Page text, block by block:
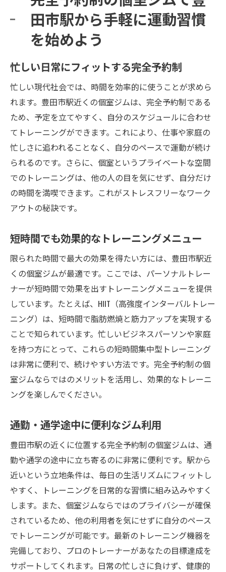
田市駅から手軽に運動習慣
を始めよう
忙しい日常にフィットする完全予約制
忙しい現代社会では、時間を効率的に使うことが求めら
れます。豊田市駅近くの個室ジムは、完全予約制である
ため、予定を立てやすく、自分のスケジュールに合わせ
てトレーニングができます。これにより、仕事や家庭の
忙しさに追われることなく、自分のペースで運動が続け
られるのです。さらに、個室というプライベートな空間
でのトレーニングは、他の人の目を気にせず、自分だけ
の時間を満喫できます。これがストレスフリーなワーク
アウトの秘訣です。
短時間でも効果的なトレーニングメニュー
限られた時間で最大の効果を得たい方には、豊田市駅近
くの個室ジムが最適です。ここでは、パーソナルトレー
ナーが短時間で効果を出すトレーニングメニューを提供
しています。たとえば、HIIT（高強度インターバルトレー
ニング）は、短時間で脂肪燃焼と筋力アップを実現する
ことで知られています。忙しいビジネスパーソンや家庭
を持つ方にとって、これらの短時間集中型トレーニング
は非常に便利で、続けやすい方法です。完全予約制の個
室ジムならではのメリットを活用し、効果的なトレーニ
ングを楽しんでください。
通勤・通学途中に便利なジム利用
豊田市駅の近くに位置する完全予約制の個室ジムは、通
勤や通学の途中に立ち寄るのに非常に便利です。駅から
近いという立地条件は、毎日の生活リズムにフィットし
やすく、トレーニングを日常的な習慣に組み込みやすく
します。また、個室ジムならではのプライバシーが確保
されているため、他の利用者を気にせずに自分のペース
でトレーニングが可能です。最新のトレーニング機器を
完備しており、プロのトレーナーがあなたの目標達成を
サポートしてくれます。日常の忙しさに負けず、健康的